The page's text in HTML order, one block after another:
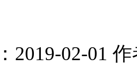
2019-02-01 作